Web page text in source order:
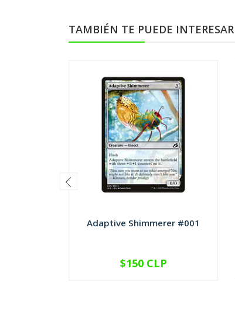
TAMBIÉN TE PUEDE INTERESAR
Adaptive Shimmerer #001
VER OPCIONES
$150 CLP